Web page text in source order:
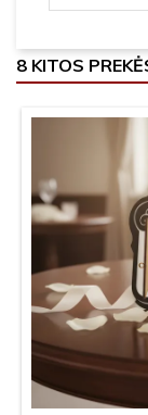
8 KITOS